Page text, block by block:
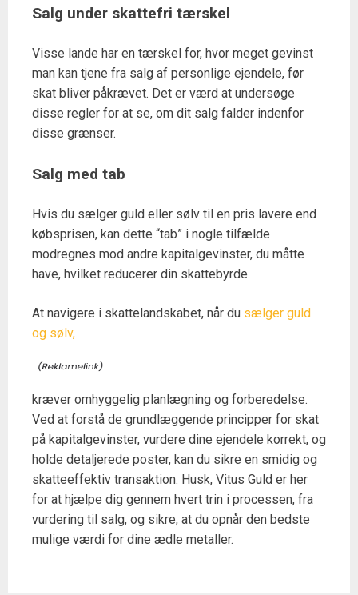
Salg under skattefri tærskel
Visse lande har en tærskel for, hvor meget gevinst
man kan tjene fra salg af personlige ejendele, før
skat bliver påkrævet. Det er værd at undersøge
disse regler for at se, om dit salg falder indenfor
disse grænser.
Salg med tab
Hvis du sælger guld eller sølv til en pris lavere end
købsprisen, kan dette “tab” i nogle tilfælde
modregnes mod andre kapitalgevinster, du måtte
have, hvilket reducerer din skattebyrde.
At navigere i skattelandskabet, når du sælger guld
og sølv,
kræver omhyggelig planlægning og forberedelse.
Ved at forstå de grundlæggende principper for skat
på kapitalgevinster, vurdere dine ejendele korrekt, og
holde detaljerede poster, kan du sikre en smidig og
skatteeffektiv transaktion. Husk, Vitus Guld er her
for at hjælpe dig gennem hvert trin i processen, fra
vurdering til salg, og sikre, at du opnår den bedste
mulige værdi for dine ædle metaller.